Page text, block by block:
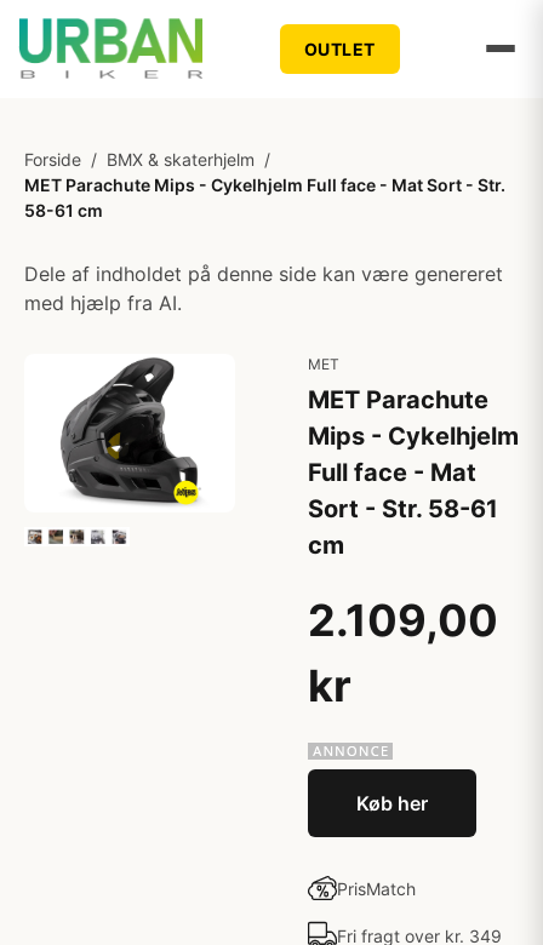
OUTLET
Forside / BMX & skaterhjelm /
MET Parachute Mips - Cykelhjelm Full face - Mat Sort - Str.
58-61 cm
Dele af indholdet på denne side kan være genereret
med hjælp fra AI.
MET
MET Parachute
Mips - Cykelhjelm
Full face - Mat
Sort - Str. 58-61
cm
2.109,00
kr
Køb her
PrisMatch
Fri fragt over kr. 349